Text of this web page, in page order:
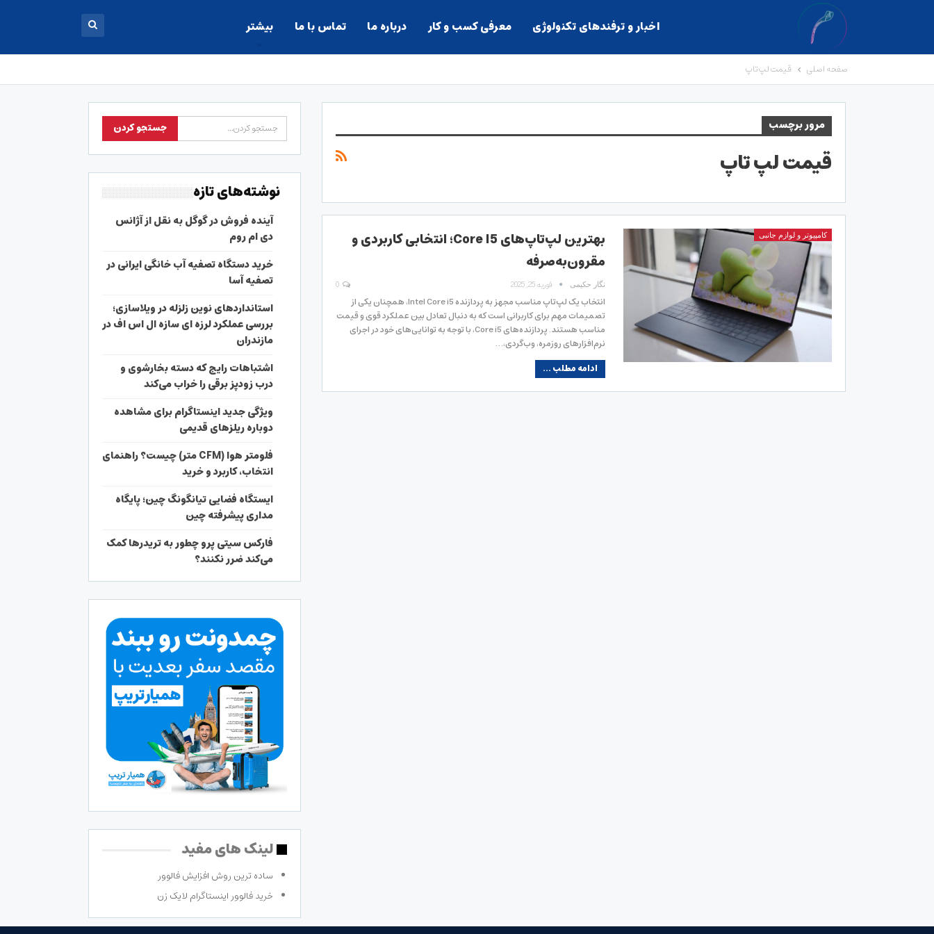
اخبار و ترفندهای تکنولوژی معرفی کسب و کار درباره ما تماس با ما بیشتر
صفحه اصلی قیمت لپ تاپ
مرور برچسب
قیمت لپ تاپ
کامپیوتر و لوازم جانبی
بهترین لپ‌تاپ‌های Core I5؛ انتخابی کاربردی و
مقرون‌به‌صرفه
نگار حکیمی فوریه 25, 2025
انتخاب یک لپ‌تاپ مناسب مجهز به پردازنده Intel Core i5، همچنان یکی از
تصمیمات مهم برای کاربرانی است که به دنبال تعادل بین عملکرد قوی و قیمت
مناسب هستند. پردازنده‌های Core i5، با توجه به توانایی‌های خود در اجرای
نرم‌افزارهای روزمره، وب‌گردی،…
ادامه مطلب ...
نوشته‌های تازه
آینده فروش در گوگل به نقل از آژانس
دی ام روم
خرید دستگاه تصفیه آب خانگی ایرانی در
تصفیه آسا
استانداردهای نوین زلزله در ویلاسازی؛
بررسی عملکرد لرزه ای سازه ال اس اف در
مازندران
اشتباهات رایج که دسته بخارشوی و
درب زودپز برقی را خراب می‌کند
ویژگی جدید اینستاگرام برای مشاهده
دوباره ریلزهای قدیمی
فلومتر هوا (CFM متر) چیست؟ راهنمای
انتخاب، کاربرد و خرید
ایستگاه فضایی تیانگونگ چین؛ پایگاه
مداری پیشرفته چین
فارکس سیتی پرو چطور به تریدرها کمک
می‌کند ضرر نکنند؟
لینک های مفید
ساده ترین روش افزایش فالوور
خرید فالوور اینستاگرام لایک زن